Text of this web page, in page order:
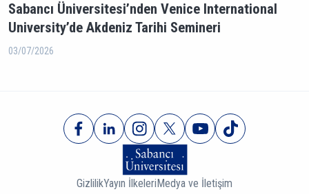
Sabancı Üniversitesi’nden Venice International
University’de Akdeniz Tarihi Semineri
03/07/2026
GizlilikYayın İlkeleri Medya ve İletişim